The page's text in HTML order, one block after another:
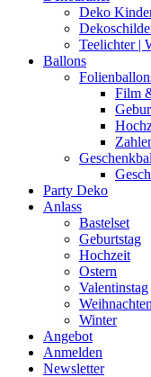
Deko
Teelichter |
Ballons
Film
Party Deko
Anlass
Bastelset
Geburtstag
Hochzeit
Ostern
Valentinstag
Weihnachten
Winter
Angebot
Anmelden
Newsletter